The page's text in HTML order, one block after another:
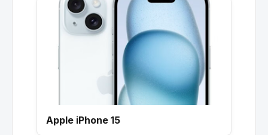
Apple iPhone 15